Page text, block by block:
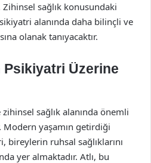
sağlık konusundaki
alanında daha bilinçli ve
olanak tanıyacaktır.
Psikiyatri Üzerine
sağlık alanında önemli
yaşamın getirdiği
ruhsal sağlıklarını
yer almaktadır. Atlı, bu